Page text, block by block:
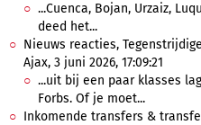
...Cuenca, Bojan, Urzaiz,
deed het...
Nieuws reacties,
Ajax, 3 juni 2026, 17:09:21
...uit bij een paar klasses
Forbs. Of je moet...
Inkomende transfers &